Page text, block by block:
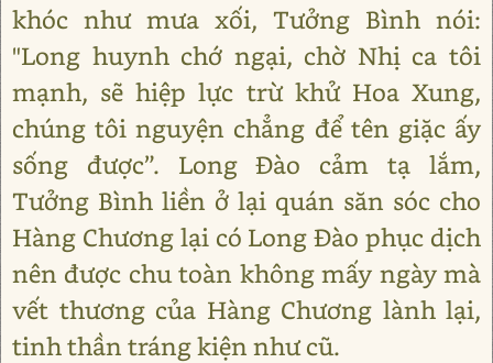
khóc như mưa xối, Tưởng Bình nói:
"Long huynh chớ ngại, chờ Nhị ca tôi
mạnh, sẽ hiệp lực trừ khử Hoa Xung,
chúng tôi nguyện chẳng để tên giặc ấy
sống được”. Long Đào cảm tạ lắm,
Tưởng Bình liền ở lại quán săn sóc cho
Hàng Chương lại có Long Đào phục dịch
nên được chu toàn không mấy ngày mà
vết thương của Hàng Chương lành lại,
tinh thần tráng kiện như cũ.